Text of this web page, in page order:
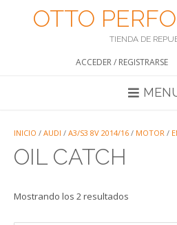
OTTO
TIENDA DE
ACCEDER / REGISTRARSE
INICIO / AUDI / A3/S3 8V 2014/16 / MOTOR /
OIL CATCH
Mostrando los 2 resultados